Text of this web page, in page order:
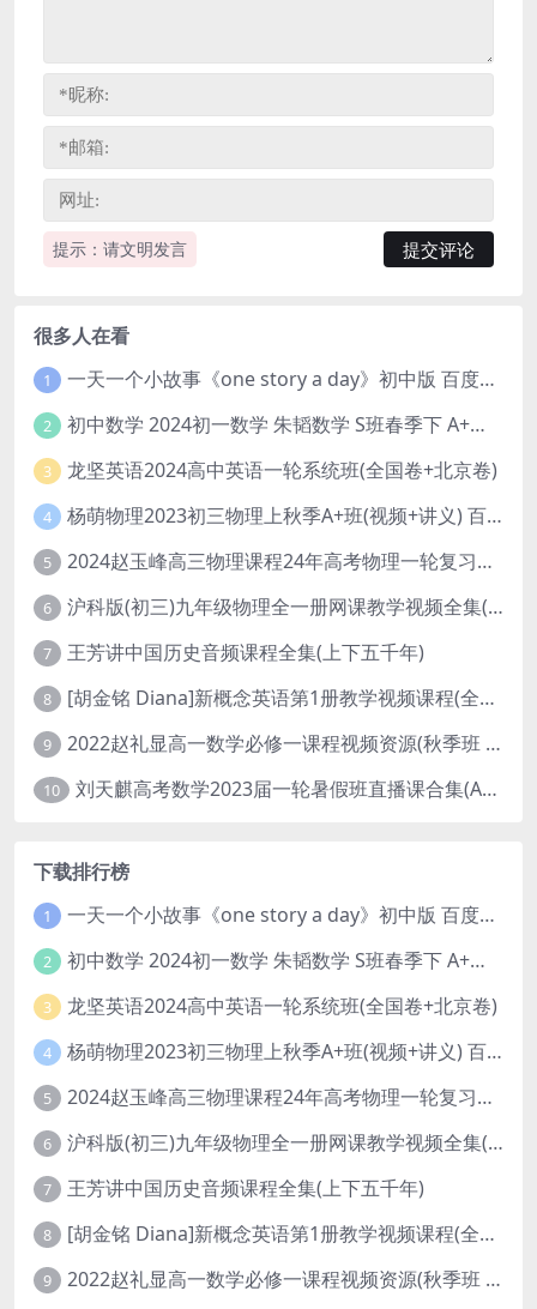
提示：请文明发言
很多人在看
1 一天一个小故事《one story a day》初中版 百度网盘分享下载
2 初中数学 2024初一数学 朱韬数学 S班春季下 A+班春季下 百度云网盘
3 龙坚英语2024高中英语一轮系统班(全国卷+北京卷)
4 杨萌物理2023初三物理上秋季A+班(视频+讲义) 百度网盘分享
5 2024赵玉峰高三物理课程24年高考物理一轮复习网课教程
6 沪科版(初三)九年级物理全一册网课教学视频全集(录播版 杜春雨 66讲)
7 王芳讲中国历史音频课程全集(上下五千年)
8 [胡金铭 Diana]新概念英语第1册教学视频课程(全集 百度网盘下载)
9 2022赵礼显高一数学必修一课程视频资源(秋季班 含讲义)百度网盘云
10 刘天麒高考数学2023届一轮暑假班直播课合集(A和A+)
下载排行榜
1 一天一个小故事《one story a day》初中版 百度网盘分享下载
2 初中数学 2024初一数学 朱韬数学 S班春季下 A+班春季下 百度云网盘
3 龙坚英语2024高中英语一轮系统班(全国卷+北京卷)
4 杨萌物理2023初三物理上秋季A+班(视频+讲义) 百度网盘分享
5 2024赵玉峰高三物理课程24年高考物理一轮复习网课教程
6 沪科版(初三)九年级物理全一册网课教学视频全集(录播版 杜春雨 66讲)
7 王芳讲中国历史音频课程全集(上下五千年)
8 [胡金铭 Diana]新概念英语第1册教学视频课程(全集 百度网盘下载)
9 2022赵礼显高一数学必修一课程视频资源(秋季班 含讲义)百度网盘云